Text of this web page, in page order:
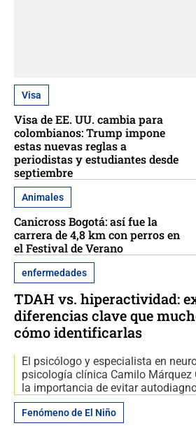
Visa
Visa de EE. UU. cambia para
colombianos: Trump impone
estas nuevas reglas a
periodistas y estudiantes desde
septiembre
Animales
Canicross Bogotá: así fue la
carrera de 4,8 km con perros en
el Festival de Verano
enfermedades
TDAH vs. hiperactividad:
diferencias clave que
cómo identificarlas
El psicólogo y especialista en
psicología clínica Camilo Márquez
la importancia de evitar
Fenómeno de El Niño